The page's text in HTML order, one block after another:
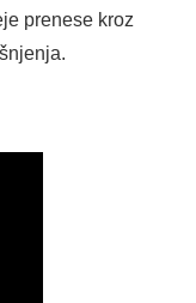
prenese kroz